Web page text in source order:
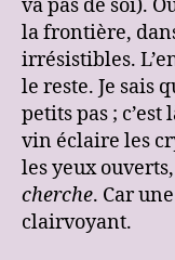
va pas de soi).
la frontière,
irrésistibles.
le reste. Je sais
petits pas ;
vin éclaire les
les yeux
cherche. Car
clairvoyant.